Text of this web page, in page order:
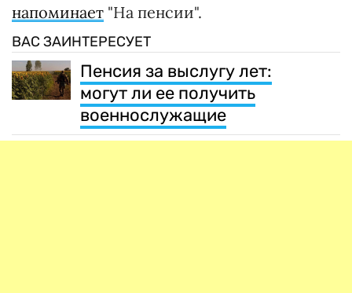
напоминает "На пенсии".
ВАС ЗАИНТЕРЕСУЕТ
Пенсия за выслугу лет:
могут ли ее получить
военнослужащие